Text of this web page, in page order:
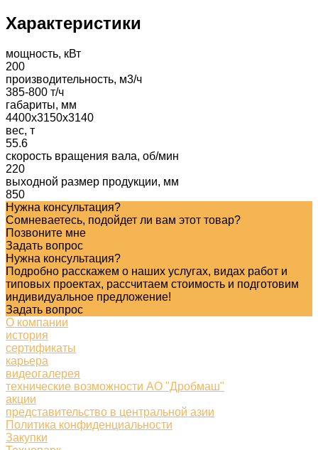
Характеристики
мощность, кВт
200
производительность, м3/ч
385-800 т/ч
габариты, мм
4400x3150x3140
вес, т
55.6
скорость вращения вала, об/мин
220
выходной размер продукции, мм
850
Нужна консультация?
Сомневаетесь, подойдет ли вам этот товар?
Позвоните мне
Задать вопрос
Нужна консультация?
Подробно расскажем о наших услугах, видах работ и
типовых проектах, рассчитаем стоимость и подготовим
индивидуальное предложение!
Задать вопрос
О компании
история
сертификаты
карьера
видеогалерея
технические возможности АО "Дробмаш"
акции
представительство в центральной азии
Политика конфиденциальности
Закупки